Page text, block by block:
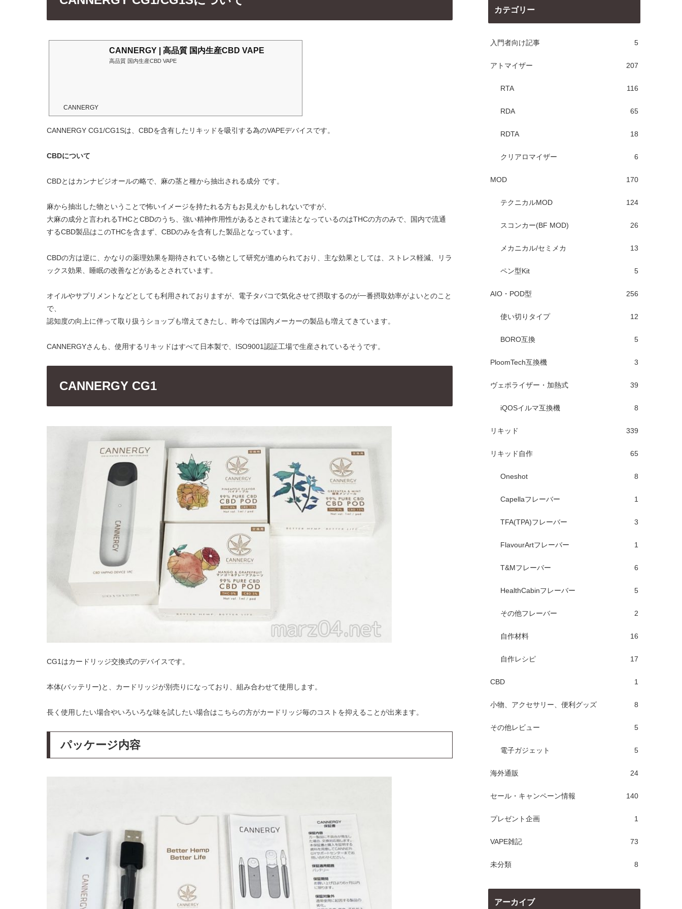
CANNERGY | 高品質 国内生産CBD VAPE
高品質 国内生産CBD VAPE
CANNERGY
CANNERGY CG1/CG1Sは、CBDを含有したリキッドを吸引する為のVAPEデバイスです。
CBDについて
CBDとはカンナビジオールの略で、麻の茎と種から抽出される成分 です。
麻から抽出した物ということで怖いイメージを持たれる方もお見えかもしれないですが、
大麻の成分と言われるTHCとCBDのうち、強い精神作用性があるとされて違法となっているのはTHCの方のみで、国内で流通
するCBD製品はこのTHCを含まず、CBDのみを含有した製品となっています。
CBDの方は逆に、かなりの薬理効果を期待されている物として研究が進められており、主な効果としては、ストレス軽減、リラ
ックス効果、睡眠の改善などがあるとされています。
オイルやサプリメントなどとしても利用されておりますが、電子タバコで気化させて摂取するのが一番摂取効率がよいとのこと
で、
認知度の向上に伴って取り扱うショップも増えてきたし、昨今では国内メーカーの製品も増えてきています。
CANNERGYさんも、使用するリキッドはすべて日本製で、ISO9001認証工場で生産されているそうです。
CANNERGY CG1
CG1はカードリッジ交換式のデバイスです。
本体(バッテリー)と、カードリッジが別売りになっており、組み合わせて使用します。
長く使用したい場合やいろいろな味を試したい場合はこちらの方がカードリッジ毎のコストを抑えることが出来ます。
パッケージ内容
カテゴリー
入門者向け記事 5
アトマイザー 207
RTA 116
RDA 65
RDTA 18
クリアロマイザー 6
MOD 170
テクニカルMOD 124
スコンカー(BF MOD) 26
メカニカル/セミメカ 13
ペン型Kit 5
AIO・POD型 256
使い切りタイプ 12
BORO互換 5
PloomTech互換機 3
ヴェポライザー・加熱式 39
iQOSイルマ互換機 8
リキッド 339
リキッド自作 65
Oneshot 8
Capellaフレーバー 1
TFA(TPA)フレーバー 3
FlavourArtフレーバー 1
T&Mフレーバー 6
HealthCabinフレーバー 5
その他フレーバー 2
自作材料 16
自作レシピ 17
CBD 1
小物、アクセサリー、便利グッズ 8
その他レビュー 5
電子ガジェット 5
海外通販 24
セール・キャンペーン情報 140
プレゼント企画 1
VAPE雑記 73
未分類 8
アーカイブ